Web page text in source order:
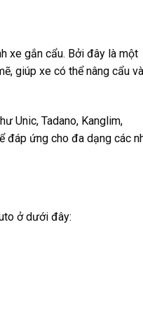
xe gắn cẩu. Bởi đây là một
giúp xe có thể nâng cẩu và
Unic, Tadano, Kanglim,
đáp ứng cho đa dạng các
ở dưới đây: